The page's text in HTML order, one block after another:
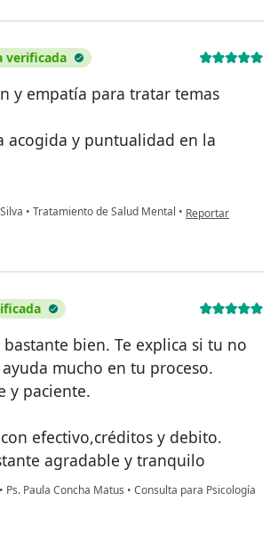
verificada
y empatía para tratar temas
acogida y puntualidad en la
• Tratamiento de Salud Mental • en opinión del
Reportar
bastante bien. Te explica si tu no
mucho en tu proceso.
y paciente.
efectivo,créditos y debito.
agradable y tranquilo
• Ps. Paula Concha Matus • Consulta para Psicología
AM